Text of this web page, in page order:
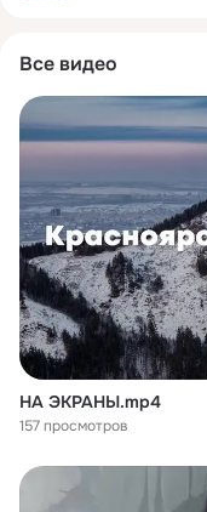
Все видео
НА ЭКРАНЫ.mp4
157 просмотров